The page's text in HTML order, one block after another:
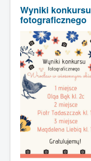
Wyniki konkursu
fotograficznego